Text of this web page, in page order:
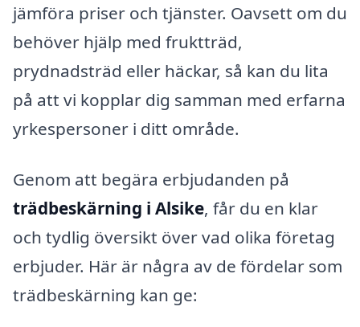
jämföra priser och tjänster. Oavsett om du
behöver hjälp med fruktträd,
prydnadsträd eller häckar, så kan du lita
på att vi kopplar dig samman med erfarna
yrkespersoner i ditt område.
Genom att begära erbjudanden på
trädbeskärning i Alsike, får du en klar
och tydlig översikt över vad olika företag
erbjuder. Här är några av de fördelar som
trädbeskärning kan ge: